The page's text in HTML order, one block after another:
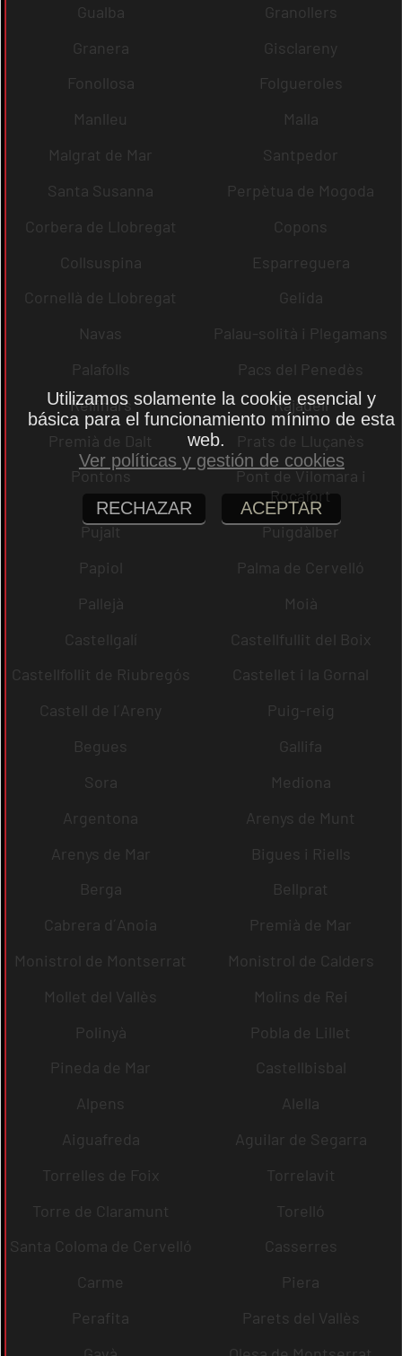
Gualba
Granollers
Granera
Gisclareny
Fonollosa
Folgueroles
Manlleu
Malla
Malgrat de Mar
Santpedor
Santa Susanna
Perpètua de Mogoda
Corbera de Llobregat
Copons
Collsuspina
Esparreguera
Cornellà de Llobregat
Gelida
Navas
Palau-solità i Plegamans
Palafolls
Pacs del Penedès
Rellinars
Rajadell
Premià de Dalt
Prats de Lluçanès
Pontons
Pont de Vilomara i
Rocafort
Pujalt
Puigdàlber
Papiol
Palma de Cervelló
Pallejà
Moià
Castellgalí
Castellfullit del Boix
Castellfollit de Riubregós
Castellet i la Gornal
Castell de l´Areny
Puig-reig
Begues
Gallifa
Sora
Mediona
Argentona
Arenys de Munt
Arenys de Mar
Bigues i Riells
Berga
Bellprat
Cabrera d´Anoia
Premià de Mar
Monistrol de Montserrat
Monistrol de Calders
Mollet del Vallès
Molins de Rei
Polinyà
Pobla de Lillet
Pineda de Mar
Castellbisbal
Alpens
Alella
Aiguafreda
Aguilar de Segarra
Torrelles de Foix
Torrelavit
Torre de Claramunt
Torelló
Santa Coloma de Cervelló
Casserres
Carme
Piera
Perafita
Parets del Vallès
Utilizamos solamente la cookie esencial y
básica para el funcionamiento mínimo de esta
web.
Ver políticas y gestión de cookies
RECHAZAR ACEPTAR